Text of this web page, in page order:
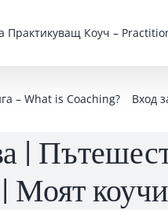
Практикуващ Коуч –
– What is Coaching? Вход
|
| Моят